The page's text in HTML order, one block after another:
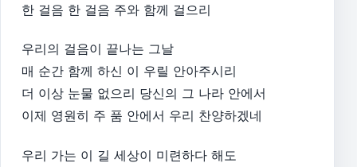
한 걸음 한 걸음 주와 함께 걸으리
우리의 걸음이 끝나는 그날
매 순간 함께 하신 이 우릴 안아주시리
더 이상 눈물 없으리 당신의 그 나라 안에서
이제 영원히 주 품 안에서 우리 찬양하겠네
우리 가는 이 길 세상이 미련하다 해도